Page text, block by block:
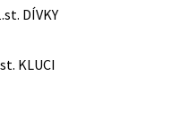
DÍVKY
KLUCI